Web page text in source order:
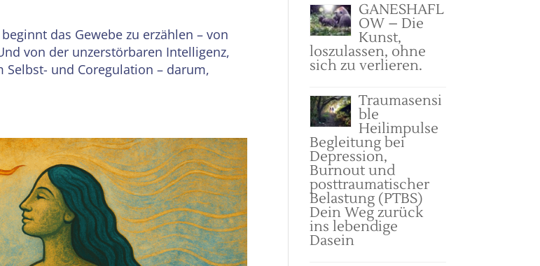
das Gewebe zu erzählen – von
von der unzerstörbaren Intelligenz,
und Coregulation – darum,
GANESHAFL
OW – Die
Kunst,
loszulassen, ohne
sich zu verlieren.
Traumasensi
ble
Heilimpulse
Begleitung bei
Depression,
Burnout und
posttraumatischer
Belastung (PTBS)
Dein Weg zurück
ins lebendige
Dasein